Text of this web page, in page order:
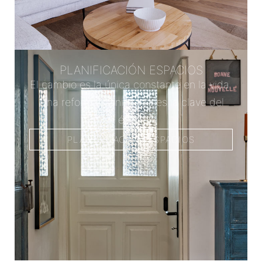
PLANIFICACIÓN ESPACIOS
El cambio es la única constante en la vida.
Una reforma planificada es la clave del
éxito.
PLANIFICACIÓN ESPACIOS